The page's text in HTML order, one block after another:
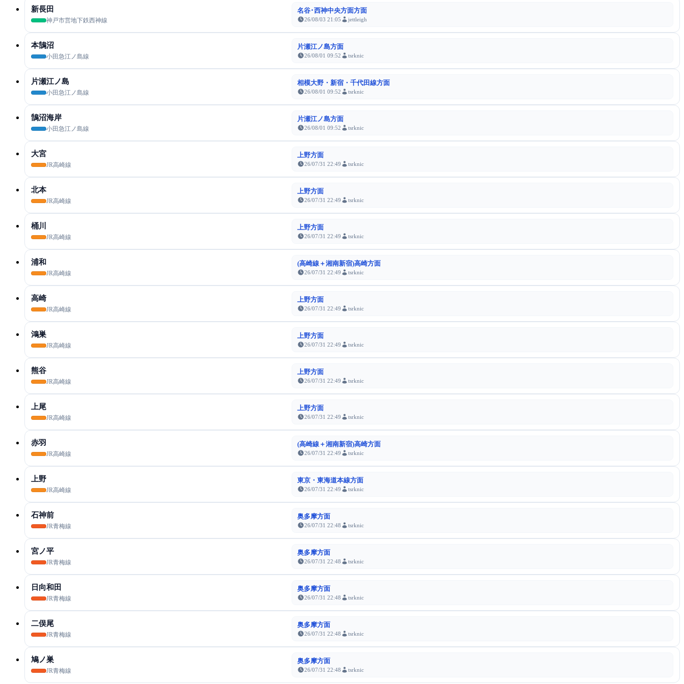
新長田
神戸市営地下鉄西神線
名谷･西神中央方面方面
26/08/03 21:05 jettleigh
本鵠沼
小田急江ノ島線
片瀬江ノ島方面
26/08/01 09:52 tsrknic
片瀬江ノ島
小田急江ノ島線
相模大野・新宿・千代田線方面
26/08/01 09:52 tsrknic
鵠沼海岸
小田急江ノ島線
片瀬江ノ島方面
26/08/01 09:52 tsrknic
大宮
JR高崎線
上野方面
26/07/31 22:49 tsrknic
北本
JR高崎線
上野方面
26/07/31 22:49 tsrknic
桶川
JR高崎線
上野方面
26/07/31 22:49 tsrknic
浦和
JR高崎線
(高崎線＋湘南新宿)高崎方面
26/07/31 22:49 tsrknic
高崎
JR高崎線
上野方面
26/07/31 22:49 tsrknic
鴻巣
JR高崎線
上野方面
26/07/31 22:49 tsrknic
熊谷
JR高崎線
上野方面
26/07/31 22:49 tsrknic
上尾
JR高崎線
上野方面
26/07/31 22:49 tsrknic
赤羽
JR高崎線
(高崎線＋湘南新宿)高崎方面
26/07/31 22:49 tsrknic
上野
JR高崎線
東京・東海道本線方面
26/07/31 22:49 tsrknic
石神前
JR青梅線
奥多摩方面
26/07/31 22:48 tsrknic
宮ノ平
JR青梅線
奥多摩方面
26/07/31 22:48 tsrknic
日向和田
JR青梅線
奥多摩方面
26/07/31 22:48 tsrknic
二俣尾
JR青梅線
奥多摩方面
26/07/31 22:48 tsrknic
鳩ノ巣
JR青梅線
奥多摩方面
26/07/31 22:48 tsrknic